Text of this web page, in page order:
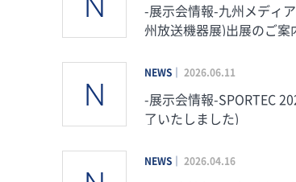
-展示会情報-九州メディ
州放送機器展)出展のご案
NEWS 2026.06.11
-展示会情報-SPORTEC
了いたしました)
NEWS 2026.04.16